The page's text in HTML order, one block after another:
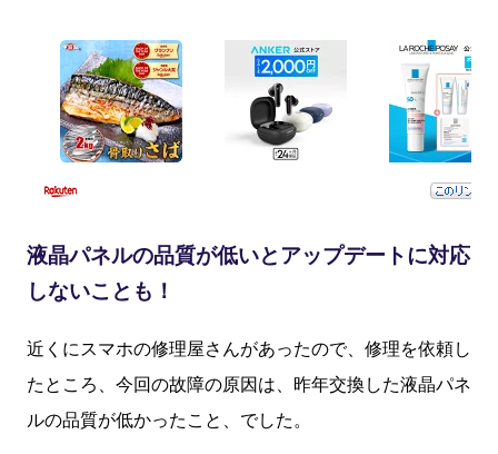
液晶パネルの品質が低いとアップデートに対応
しないことも！
近くにスマホの修理屋さんがあったので、修理を依頼し
たところ、今回の故障の原因は、昨年交換した液晶パネ
ルの品質が低かったこと、でした。